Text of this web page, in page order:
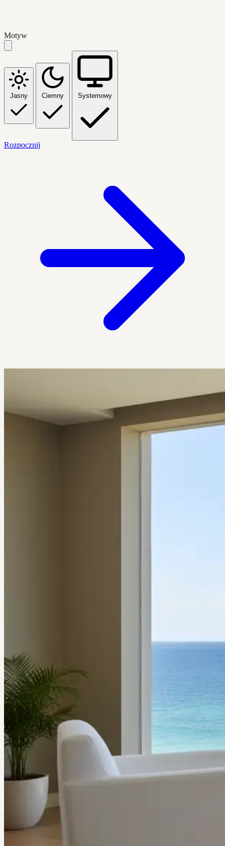
Motyw
Jasny Ciemny Systemowy
Rozpocznij